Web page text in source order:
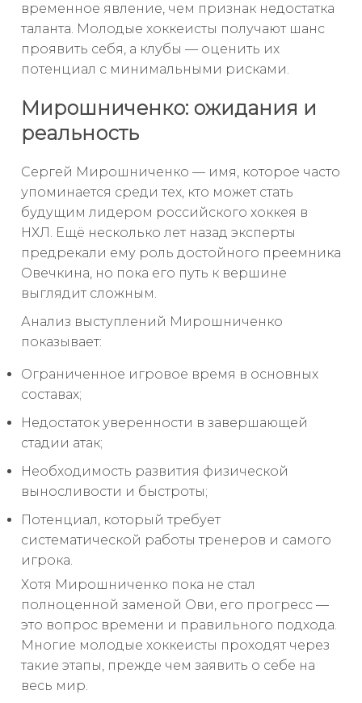
временное явление, чем признак недостатка
таланта. Молодые хоккеисты получают шанс
проявить себя, а клубы — оценить их
потенциал с минимальными рисками.
Мирошниченко: ожидания и
реальность
Сергей Мирошниченко — имя, которое часто
упоминается среди тех, кто может стать
будущим лидером российского хоккея в
НХЛ. Ещё несколько лет назад эксперты
предрекали ему роль достойного преемника
Овечкина, но пока его путь к вершине
выглядит сложным.
Анализ выступлений Мирошниченко
показывает:
Ограниченное игровое время в основных
составах;
Недостаток уверенности в завершающей
стадии атак;
Необходимость развития физической
выносливости и быстроты;
Потенциал, который требует
систематической работы тренеров и самого
игрока.
Хотя Мирошниченко пока не стал
полноценной заменой Ови, его прогресс —
это вопрос времени и правильного подхода.
Многие молодые хоккеисты проходят через
такие этапы, прежде чем заявить о себе на
весь мир.